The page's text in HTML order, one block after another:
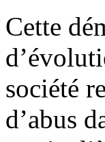
Cette
société
d’abus